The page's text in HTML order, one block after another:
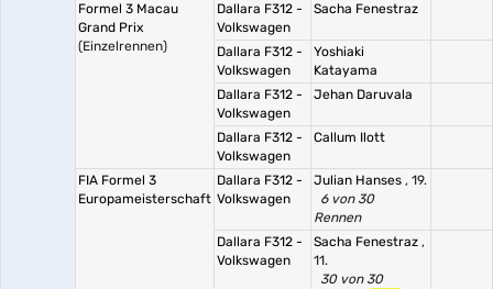
Formel 3 Macau
Grand Prix
(Einzelrennen)
Dallara F312 -
Volkswagen
Sacha Fenestraz
Dallara F312 -
Volkswagen
Yoshiaki
Katayama
Dallara F312 -
Volkswagen
Jehan Daruvala
Dallara F312 -
Volkswagen
Callum Ilott
FIA Formel 3
Europameisterschaft
Dallara F312 -
Volkswagen
Julian Hanses , 19.
6 von 30
Rennen
Dallara F312 -
Volkswagen
Sacha Fenestraz ,
11.
30 von 30